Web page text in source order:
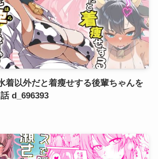
着以外だと着瘦せする後輩ちゃんを
d_696393